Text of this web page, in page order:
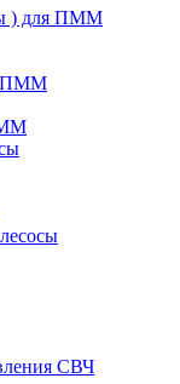
) для ПММ
ПММ
СВЧ